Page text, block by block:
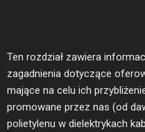
Ten rozdział zawiera
zagadnienia dotyczące
mające na celu ich
promowane przez nas (od
polietylenu w dielektrykach